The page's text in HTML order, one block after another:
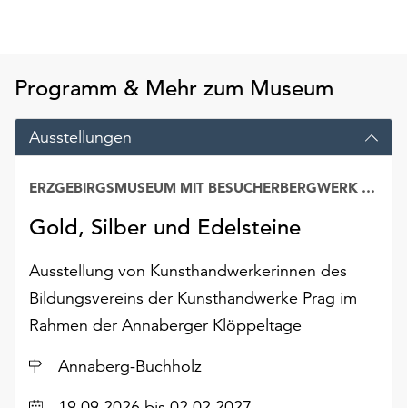
steht
Ihnen
am
Ende
Seite
die
Schaltfläche
„Cookie-
Einstellungen“
zur
Verfügung.
Cookies
Programm & Mehr zum Museum
Ausstellungen
Gold, Silber und Edelsteine
ERZGEBIRGSMUSEUM MIT BESUCHERBERGWERK „IM GÖSSNER“
Ausstellung von Kunsthandwerkerinnen des
Bildungsvereins der Kunsthandwerke Prag im
Rahmen der Annaberger Klöppeltage
Ort
Annaberg-Buchholz